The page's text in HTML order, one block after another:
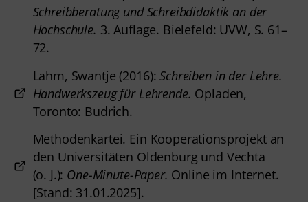
Schreibberatung und Schreibdidaktik an der
Hochschule. 3. Auflage. Bielefeld: UVW, S. 61–
72.
Lahm, Swantje (2016):Schreiben in der Lehre.
Handwerkszeug für Lehrende. Opladen,
Toronto: Budrich.
Methodenkartei. Ein Kooperationsprojekt an
den Universitäten Oldenburg und Vechta
(o. J.): One-Minute-Paper. Online im Internet.
[Stand: 31.01.2025].